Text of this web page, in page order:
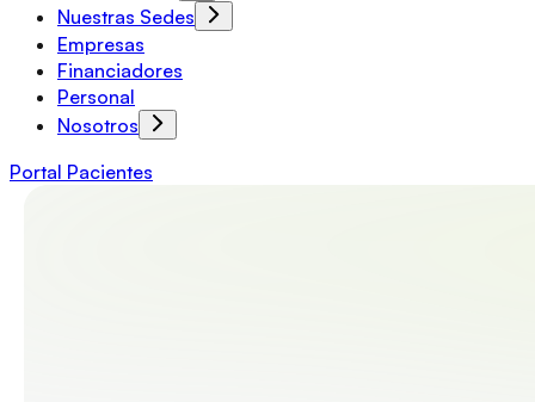
Nuestras Sedes
Empresas
Financiadores
Personal
Nosotros
Portal Pacientes